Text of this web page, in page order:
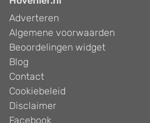
Adverteren
Algemene voorwaarden
Beoordelingen widget
Blog
Contact
Cookiebeleid
Disclaimer
Facebook